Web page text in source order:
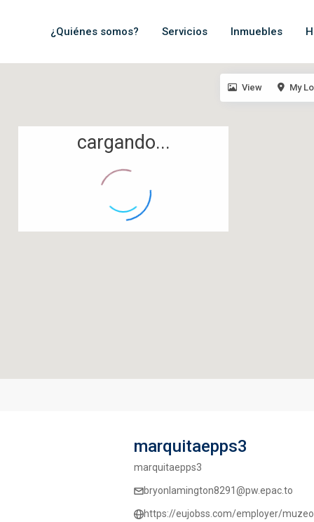
¿Quiénes somos? Servicios Inmuebles
cargando...
View My
marquitaepps3
marquitaepps3
bryonlamington8291@pw.epac.to
https://eujobss.com/employer/